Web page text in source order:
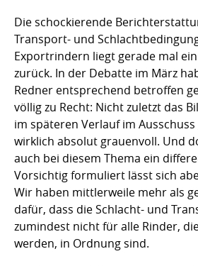
Die schockierende
Transport- und
Exportrindern liegt gerade mal
zurück. In der Debatte im März
Redner entsprechend betroffen
völlig zu Recht: Nicht zuletzt das
im späteren Verlauf im
wirklich absolut grauenvoll. Und
auch bei diesem Thema ein
Vorsichtig formuliert lässt sich
Wir haben mittlerweile mehr als
dafür, dass die Schlacht- und
zumindest nicht für alle Rinder,
werden, in Ordnung sind.